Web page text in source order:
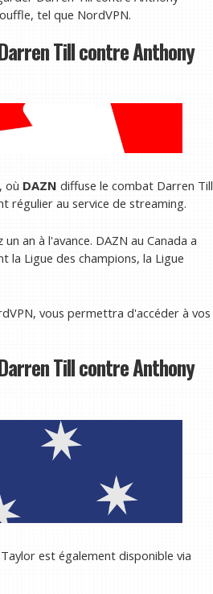
tel que NordVPN.
Till contre Anthony
où DAZN diffuse le combat Darren Till
régulier au service de streaming.
an à l'avance. DAZN au Canada a
Ligue des champions, la Ligue
vous permettra d'accéder à vos
Till contre Anthony
est également disponible via